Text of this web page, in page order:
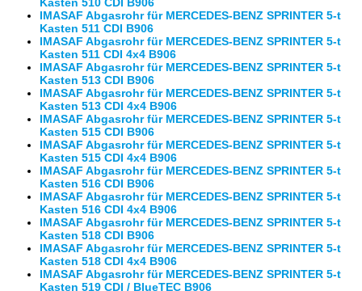
Kasten 510 CDI B906
IMASAF Abgasrohr für MERCEDES-BENZ SPRINTER 5-t
Kasten 511 CDI B906
IMASAF Abgasrohr für MERCEDES-BENZ SPRINTER 5-t
Kasten 511 CDI 4x4 B906
IMASAF Abgasrohr für MERCEDES-BENZ SPRINTER 5-t
Kasten 513 CDI B906
IMASAF Abgasrohr für MERCEDES-BENZ SPRINTER 5-t
Kasten 513 CDI 4x4 B906
IMASAF Abgasrohr für MERCEDES-BENZ SPRINTER 5-t
Kasten 515 CDI B906
IMASAF Abgasrohr für MERCEDES-BENZ SPRINTER 5-t
Kasten 515 CDI 4x4 B906
IMASAF Abgasrohr für MERCEDES-BENZ SPRINTER 5-t
Kasten 516 CDI B906
IMASAF Abgasrohr für MERCEDES-BENZ SPRINTER 5-t
Kasten 516 CDI 4x4 B906
IMASAF Abgasrohr für MERCEDES-BENZ SPRINTER 5-t
Kasten 518 CDI B906
IMASAF Abgasrohr für MERCEDES-BENZ SPRINTER 5-t
Kasten 518 CDI 4x4 B906
IMASAF Abgasrohr für MERCEDES-BENZ SPRINTER 5-t
Kasten 519 CDI / BlueTEC B906